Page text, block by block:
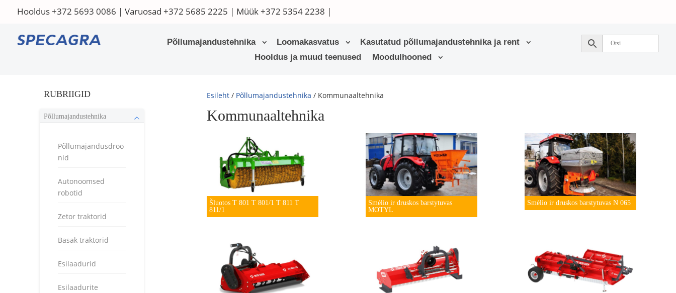
Hooldus+372 5693 0086 | Varuosad +372 5685 2225 | Müük+372 5354 2238 |
Põllumajandustehnika Loomakasvatus
Kasutatud põllumajandustehnika ja rent
Hooldus ja muud teenused
Moodulhooned
Esileht / Põllumajandustehnika / Kommunaaltehnika
Kommunaaltehnika
Šluotos T 801 T 801/1 T 811 T
811/1
Smėlio ir druskos barstytuvas
MOTYL
Smėlio ir druskos barstytuvas N 065
RUBRIIGID
Põllumajandustehnika
Põllumajandusdroo
nid
Autonoomsed
robotid
Zetor traktorid
Basak traktorid
Esilaadurid
Esilaadurite